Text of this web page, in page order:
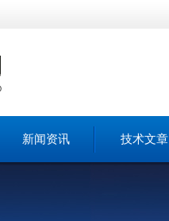
新闻资讯 技术文章